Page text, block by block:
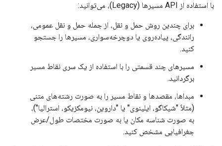
با استفاده از API مسیرها (Legacy)، می‌توانید:
برای چندین روش حمل و نقل، از جمله حمل و نقل عمومی،
رانندگی، پیاده‌روی یا دوچرخه‌سواری، مسیرها را جستجو
کنید.
مسیرهای چند قسمتی را با استفاده از یک سری نقاط مسیر
برگردانید.
مبداها، مقصدها و نقاط مسیر را به صورت رشته‌های متنی
(مثلاً "شیکاگو، ایلینوی" یا "داروین، نیومکزیکو، استرالیا")،
به صورت شناسه مکان یا به صورت مختصات طول/عرض
جغرافیایی مشخص کنید.